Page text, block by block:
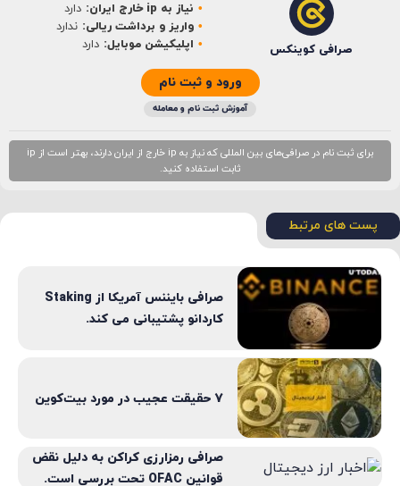
صرافی کوینکس
نیاز به ip خارج ایران:
دارد
واریز و برداشت ریالی: ندارد
اپلیکیشن موبایل: دارد
ورود و ثبت نام
آموزش ثبت نام و معامله
برای ثبت نام در صرافی‌های بین المللی که نیاز به ip خارج از ایران دارند، بهتر است از ip
ثابت استفاده کنید.
پست های مرتبط
صرافی بایننس آمریکا از Staking
کاردانو پشتیبانی می کند.
7 حقیقت عجیب در مورد بیت‌کوین
صرافی رمزارزی کراکن به دلیل نقض
قوانین OFAC تحت بررسی است.